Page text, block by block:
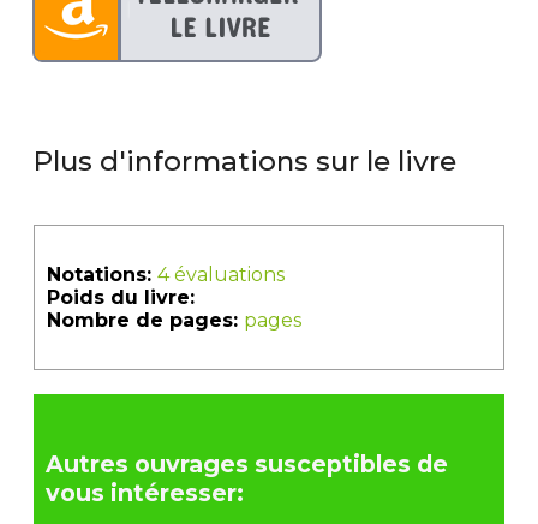
Plus d'informations sur le livre
Notations: 4 évaluations
Poids du livre:
Nombre de pages: pages
Autres ouvrages susceptibles de
vous intéresser: